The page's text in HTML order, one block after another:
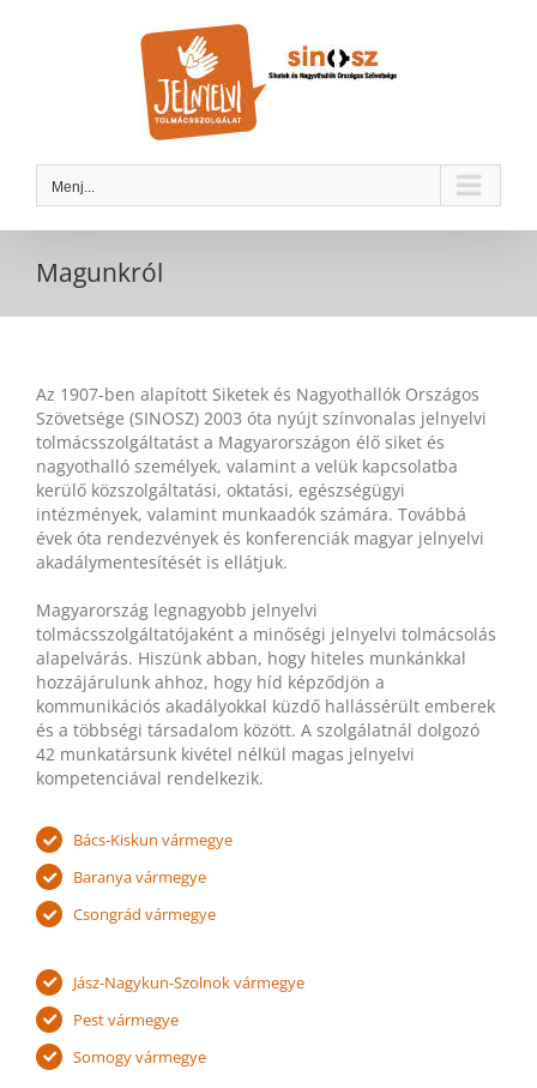
Menj...
Magunkról
Az 1907-ben alapított Siketek és Nagyothallók Országos
Szövetsége (SINOSZ) 2003 óta nyújt színvonalas jelnyelvi
tolmácsszolgáltatást a Magyarországon élő siket és
nagyothalló személyek, valamint a velük kapcsolatba
kerülő közszolgáltatási, oktatási, egészségügyi
intézmények, valamint munkaadók számára. Továbbá
évek óta rendezvények és konferenciák magyar jelnyelvi
akadálymentesítését is ellátjuk.
Magyarország legnagyobb jelnyelvi
tolmácsszolgáltatójaként a minőségi jelnyelvi tolmácsolás
alapelvárás. Hiszünk abban, hogy hiteles munkánkkal
hozzájárulunk ahhoz, hogy híd képződjön a
kommunikációs akadályokkal küzdő hallássérült emberek
és a többségi társadalom között. A szolgálatnál dolgozó
42 munkatársunk kivétel nélkül magas jelnyelvi
kompetenciával rendelkezik.
Bács-Kiskun vármegye
Baranya vármegye
Csongrád vármegye
Jász-Nagykun-Szolnok vármegye
Pest vármegye
Somogy vármegye